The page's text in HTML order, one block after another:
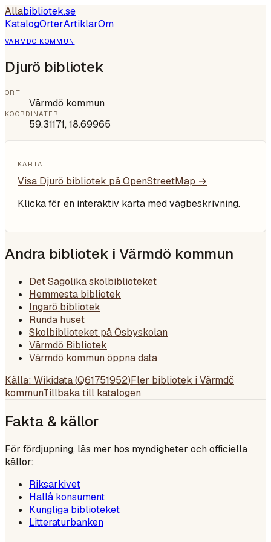
Allabibliotek.se
KatalogOrterArtiklarOm
VÄRMDÖ KOMMUN
Djurö bibliotek
ORT
Värmdö kommun
KOORDINATER
59.31171,18.69965
KARTA
Visa Djurö bibliotek på OpenStreetMap →
Klicka för en interaktiv karta med vägbeskrivning.
Andra bibliotek i Värmdö kommun
Det Sagolika skolbiblioteket
Hemmesta bibliotek
Ingarö bibliotek
Runda huset
Skolbiblioteket på Ösbyskolan
Värmdö Bibliotek
Värmdö kommun öppna data
Källa: Wikidata (Q61751952)Fler bibliotek i Värmdö
kommunTillbaka till katalogen
Fakta & källor
För fördjupning, läs mer hos myndigheter och officiella
källor:
Riksarkivet
Hallå konsument
Kungliga biblioteket
Litteraturbanken